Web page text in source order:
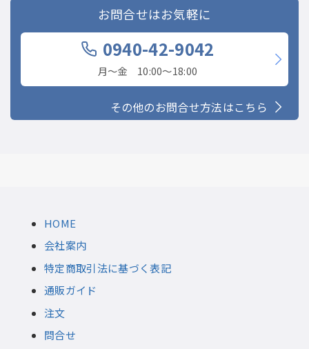
お問合せはお気軽に
0940-42-9042
月〜金 10:00〜18:00
その他のお問合せ方法はこちら
HOME
会社案内
特定商取引法に基づく表記
通販ガイド
注文
問合せ